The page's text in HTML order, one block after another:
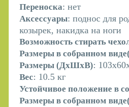
Переноска: нет
Аксессуары: поднос для
козырек, накидка на ноги
Возможность стирать
Размеры в собранном
Размеры (ДхШхВ):
Вес: 10.5 кг
Устойчивое положение в
Размеры в собранном